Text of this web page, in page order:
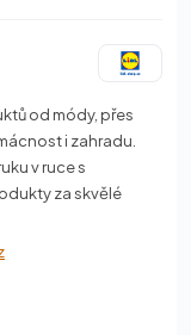
od módy, přes
i zahradu.
v ruce s
za skvělé